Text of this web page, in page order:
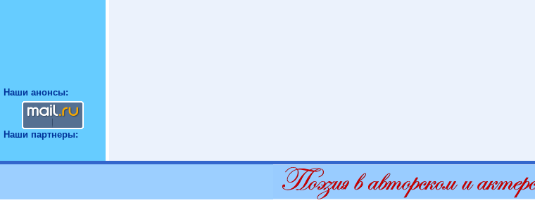
Наши анонсы:
Наши партнеры: